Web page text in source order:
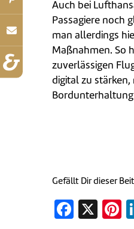
Auch bei
Passagiere noch
man allerdings
Maßnahmen. So
zuverlässigen
digital zu
Bordunterhaltung
Gefällt Dir dieser
X